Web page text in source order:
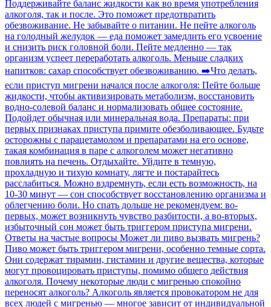
Поддерживайте баланс жидкости как во время употребления
алкоголя, так и после. Это поможет предотвратить
обезвоживание. Не забывайте о питании. Не пейте алкоголь
на голодный желудок — еда поможет замедлить его усвоение
и снизить риск головной боли. Пейте медленно — так
организм успеет переработать алкоголь. Меньше сладких
напитков: сахар способствует обезвоживанию. ➡️Что делать,
если приступ мигрени начался после алкоголя: Пейте больше
жидкости, чтобы активизировать метаболизм, восстановить
водно-солевой баланс и нормализовать общее состояние.
Подойдет обычная или минеральная вода. Препараты: при
первых признаках приступа примите обезболивающее. Будьте
осторожны с парацетамолом и препаратами на его основе,
такая комбинация в паре с алкоголем может негативно
повлиять на печень. Отдыхайте. Уйдите в темную,
прохладную и тихую комнату, лягте и постарайтесь
расслабиться. Можно вздремнуть, если есть возможность, на
10-30 минут — сон способствует восстановлению организма и
облегчению боли. Но спать дольше не рекомендуем: во-
первых, может возникнуть чувство разбитости, а во-вторых,
избыточный сон может быть триггером приступа мигрени.
Ответы на частые вопросы Может ли пиво вызвать мигрень?
Пиво может быть триггером мигрени, особенно темные сорта.
Они содержат тирамин, гистамин и другие вещества, которые
могут провоцировать приступы, помимо общего действия
алкоголя. Почему некоторые люди с мигренью спокойно
переносят алкоголь? Алкоголь является провокатором не для
всех людей с мигренью — многое зависит от индивидуальной